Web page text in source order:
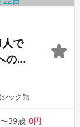
で
の婚
ック館
39歳 0円